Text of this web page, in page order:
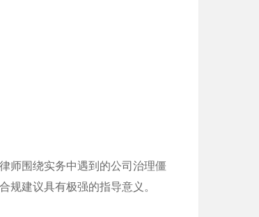
师围绕实务中遇到的公司治理僵
建议具有极强的指导意义。